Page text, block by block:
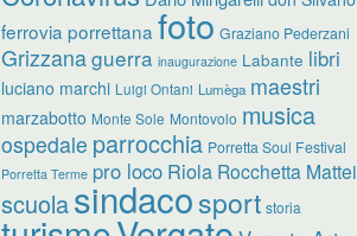
ferrovia porrettana foto Graziano Pederzani
Grizzanaguerra inaugurazione Labante libri
luciano marchi Luigi Ontani Lumèga maestri
marzabotto Monte Sole Montovolo musica
ospedale parrocchia Porretta Soul Festival
Porretta Terme pro loco Riola Rocchetta Mattei
scuolasindacosport storia